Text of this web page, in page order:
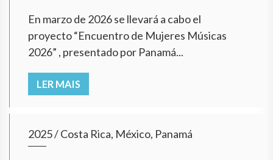
En marzo de 2026 se llevará a cabo el
proyecto “Encuentro de Mujeres Músicas
2026” , presentado por Panamá...
LER MAIS
2025/Costa Rica, México, Panamá